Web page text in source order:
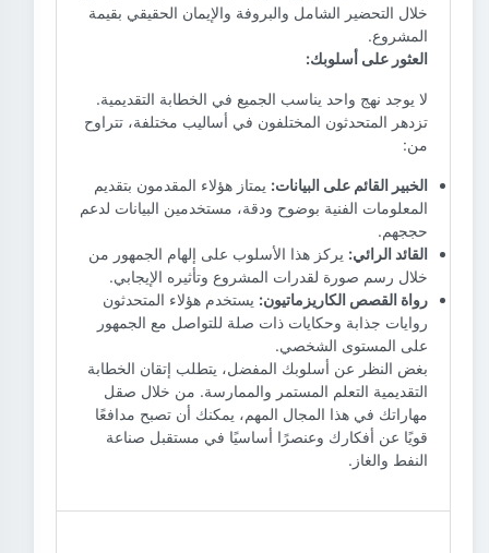
خلال التحضير الشامل والبروفة والإيمان الحقيقي بقيمة
المشروع.
العثور على أسلوبك:
لا يوجد نهج واحد يناسب الجميع في الخطابة التقديمية.
تزدهر المتحدثون المختلفون في أساليب مختلفة، تتراوح
من:
الخبير القائم على البيانات: يمتاز هؤلاء المقدمون بتقديم
المعلومات الفنية بوضوح ودقة، مستخدمين البيانات لدعم
حججهم.
القائد الرائي: يركز هذا الأسلوب على إلهام الجمهور من
خلال رسم صورة لقدرات المشروع وتأثيره الإيجابي.
رواة القصص الكاريزماتيون: يستخدم هؤلاء المتحدثون
روايات جذابة وحكايات ذات صلة للتواصل مع الجمهور
على المستوى الشخصي.
بغض النظر عن أسلوبك المفضل، يتطلب إتقان الخطابة
التقديمية التعلم المستمر والممارسة. من خلال صقل
مهاراتك في هذا المجال المهم، يمكنك أن تصبح مدافعًا
قويًا عن أفكارك وعنصرًا أساسيًا في مستقبل صناعة
النفط والغاز.